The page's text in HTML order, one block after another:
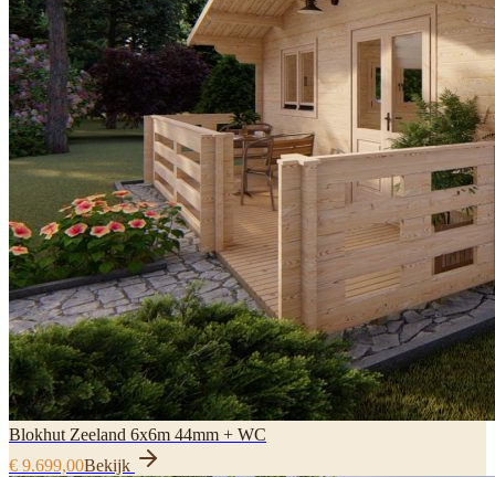
Blokhut Zeeland 6x6m 44mm + WC
€ 9.699,00Bekijk